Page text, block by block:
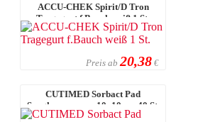
ACCU-CHEK Spirit/D Tron
Tragegurt f.Bauch weiß 1 St.
Preis ab 20,38 €
CUTIMED Sorbact Pad
Saugkompressen 10x10 cm 40 St.